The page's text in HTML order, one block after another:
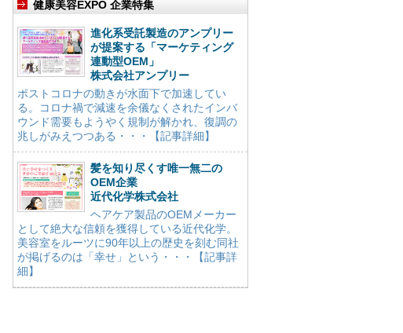
健康美容EXPO 企業特集
進化系受託製造のアンプリー
が提案する「マーケティング
連動型OEM」
株式会社アンプリー
ポストコロナの動きが水面下で加速してい
る。コロナ禍で減速を余儀なくされたインバ
ウンド需要もようやく規制が解かれ、復調の
兆しがみえつつある・・・【記事詳細】
髪を知り尽くす唯一無二の
OEM企業
近代化学株式会社
ヘアケア製品のOEMメーカー
として絶大な信頼を獲得している近代化学。
美容室をルーツに90年以上の歴史を刻む同社
が掲げるのは「幸せ」という・・・【記事詳
細】